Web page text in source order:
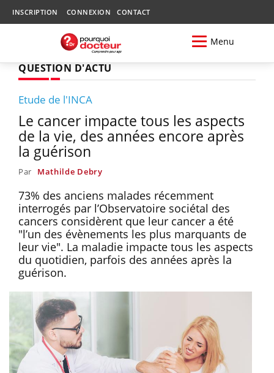
INSCRIPTION CONNEXION CONTACT
Menu
QUESTION D'ACTU
Etude de l'INCA
Le cancer impacte tous les aspects
de la vie, des années encore après
la guérison
Par Mathilde Debry
73% des anciens malades récemment
interrogés par l’Observatoire sociétal des
cancers considèrent que leur cancer a été
"l’un des évènements les plus marquants de
leur vie". La maladie impacte tous les aspects
du quotidien, parfois des années après la
guérison.